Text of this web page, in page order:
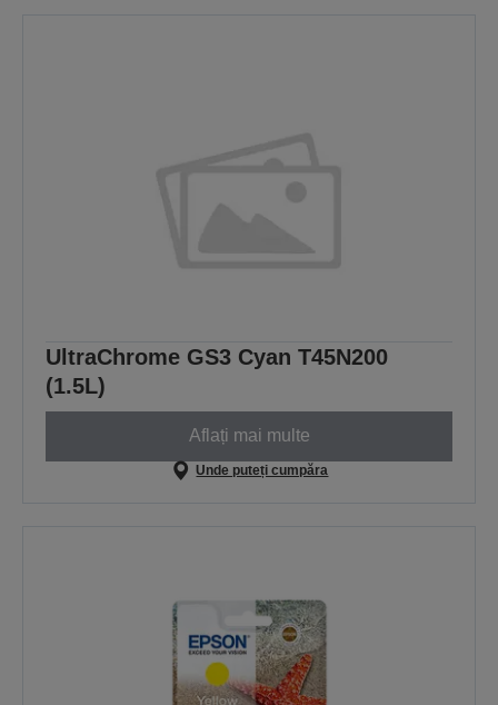
UltraChrome GS3 Cyan T45N200
(1.5L)
Aflați mai multe
Unde puteți cumpăra